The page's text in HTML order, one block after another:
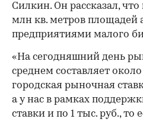
00:00 / 00:00
Силкин. Он рассказал,
млн кв. метров площадей
предприятиями малого
«На сегодняшний день
среднем составляет
городская рыночная
а у нас в рамках
ставки и по 1 тыс. руб., то